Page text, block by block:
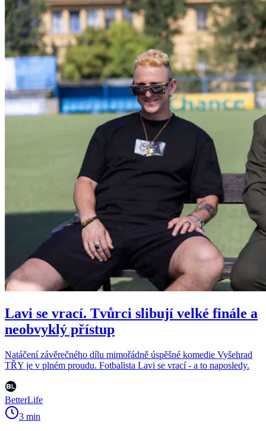
Lavi se vrací. Tvůrci slibují velké finále a
neobvyklý přístup
Natáčení závěrečného dílu mimořádně úspěšné komedie Vyšehrad
TŘY je v plném proudu. Fotbalista Lavi se vrací - a to naposledy.
BetterLife
3 min